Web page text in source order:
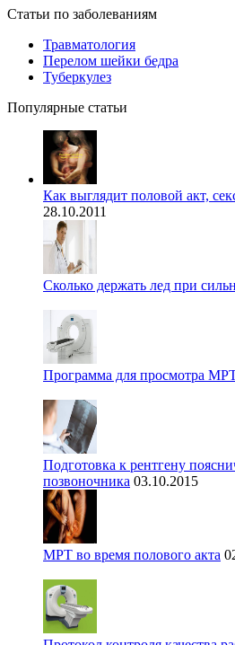
Статьи по заболеваниям
Травматология
Перелом шейки бедра
Туберкулез
Популярные статьи
Как выглядит половой акт,
28.10.2011
Сколько держать лед при
Программа для просмотра
Подготовка к рентгену
позвоночника 03.10.2015
МРТ во время полового акта